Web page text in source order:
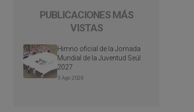
PUBLICACIONES MÁS
VISTAS
Himno oficial de la Jornada
Mundial de la Juventud Seúl
2027
3 Ago 2026